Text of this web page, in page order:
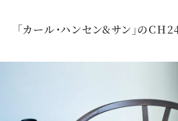
「カール・ハンセン&サン」の